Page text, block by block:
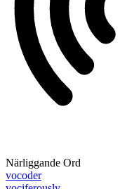
Närliggande Ord
vocoder